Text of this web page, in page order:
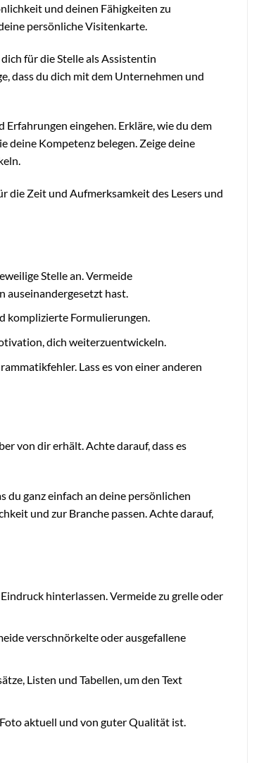
und deinen Fähigkeiten zu
persönliche Visitenkarte.
für die Stelle als Assistentin
dass du dich mit dem Unternehmen und
eingehen. Erkläre, wie du dem
deine Kompetenz belegen. Zeige deine
die Zeit und Aufmerksamkeit des Lesers und
Stelle an. Vermeide
auseinandergesetzt hast.
komplizierte Formulierungen.
dich weiterzuentwickeln.
Lass es von einer anderen
von dir erhält. Achte darauf, dass es
ganz einfach an deine persönlichen
und zur Branche passen. Achte darauf,
hinterlassen. Vermeide zu grelle oder
verschnörkelte oder ausgefallene
Listen und Tabellen, um den Text
aktuell und von guter Qualität ist.